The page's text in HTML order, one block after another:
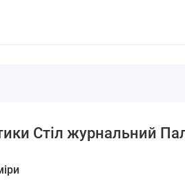
Стіл журнальний